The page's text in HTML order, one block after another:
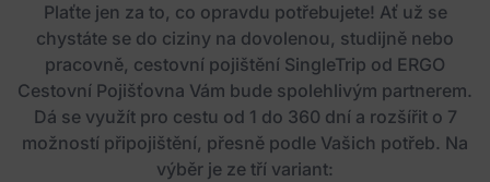
Plaťte jen za to, co opravdu potřebujete! Ať už se
chystáte se do ciziny na dovolenou, studijně nebo
pracovně, cestovní pojištění SingleTrip od ERGO
Cestovní Pojišťovna Vám bude spolehlivým partnerem.
Dá se využít pro cestu od 1 do 360 dní a rozšířit o 7
možností připojištění, přesně podle Vašich potřeb. Na
výběr je ze tří variant: